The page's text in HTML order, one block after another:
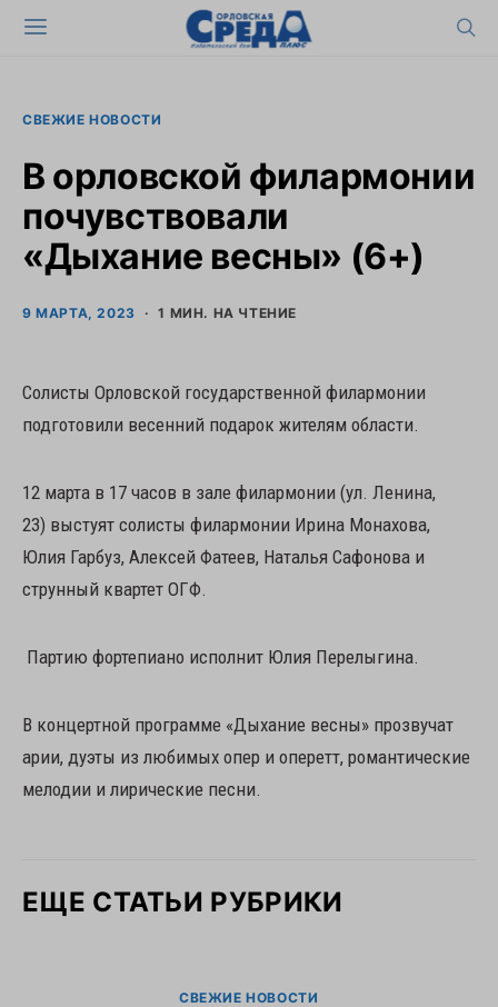
СВЕЖИЕ НОВОСТИ
В орловской филармонии
почувствовали
«Дыхание весны» (6+)
9 МАРТА, 2023 1 МИН. НА ЧТЕНИЕ
Солисты Орловской государственной филармонии
подготовили весенний подарок жителям области.
12 марта в 17 часов в зале филармонии (ул. Ленина,
23) выстуят солисты филармонии Ирина Монахова,
Юлия Гарбуз, Алексей Фатеев, Наталья Сафонова и
струнный квартет ОГФ.
Партию фортепиано исполнит Юлия Перелыгина.
В концертной программе «Дыхание весны» прозвучат
арии, дуэты из любимых опер и оперетт, романтические
мелодии и лирические песни.
ЕЩЕ СТАТЬИ РУБРИКИ
СВЕЖИЕ НОВОСТИ